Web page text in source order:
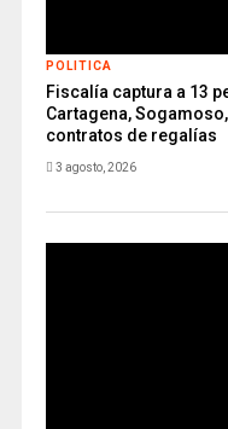
POLITICA
Fiscalía captura a 13
Cartagena,
contratos de regalías
3 agosto, 2026